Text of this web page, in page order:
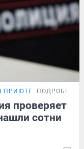
ПРИЮТЕ
проверяет
сотни